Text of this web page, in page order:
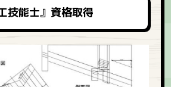
技能士』資格取得